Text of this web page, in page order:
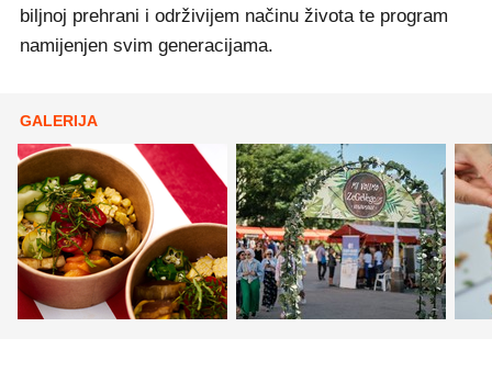
biljnoj prehrani i održivijem načinu života te program
namijenjen svim generacijama.
GALERIJA